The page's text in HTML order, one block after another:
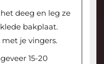
deeg en leg ze
bakplaat.
je vingers.
15-20